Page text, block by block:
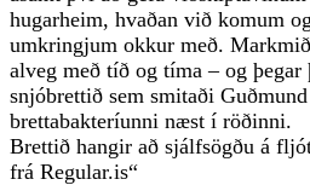
hugarheim, hvaðan við komum
umkringjum okkur með.
alveg með tíð og tíma – og þegar
snjóbrettið sem smitaði
brettabakteríunni næst í röðinni.
Brettið hangir að sjálfsögðu á
frá Regular.is“